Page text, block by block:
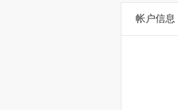
帐户信息